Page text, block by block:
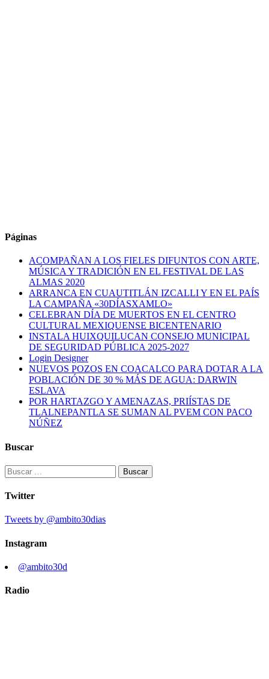
Páginas
ACOMPAÑAN A LOS FIELES DIFUNTOS CON ARTE,
MÚSICA Y TRADICIÓN EN EL FESTIVAL DE LAS
ALMAS 2020
ARRANCA EN CUAUTITLÁN IZCALLI Y EN EL PAÍS
LA CAMPAÑA «30DÍASXAMLO»
CELEBRAN DÍA DE MUERTOS EN EL CENTRO
CULTURAL MEXIQUENSE BICENTENARIO
INSTALA HUIXQUILUCAN CONSEJO MUNICIPAL
DE SEGURIDAD PÚBLICA 2025-2027
Login Designer
NUEVOS POZOS EN COACALCO PARA DOTAR A LA
POBLACIÓN DE 30 % MÁS DE AGUA: DARWIN
ESLAVA
POR HARTAZGO Y AMENAZAS, PRIÍSTAS DE
TLALNEPANTLA SE SUMAN AL PVEM CON PACO
NÚÑEZ
Buscar
Buscar:
Twitter
Tweets by @ambito30dias
Instagram
@ambito30d
Radio